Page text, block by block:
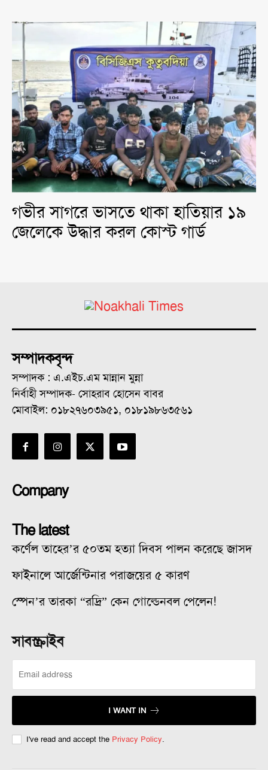
গভীর সাগরে ভাসতে থাকা হাতিয়ার ১৯
জেলেকে উদ্ধার করল কোস্ট গার্ড
সম্পাদকবৃন্দ
সম্পাদক : এ.এইচ.এম মান্নান মুন্না
নির্বাহী সম্পাদক- সোহরাব হোসেন বাবর
মোবাইল: ০১৮২৭৬০৩৯৫১, ০১৮১৯৮৬৩৫৬১
Company
The latest
কর্ণেল তাহের’র ৫০তম হত্যা দিবস পালন করেছে জাসদ
ফাইনালে আর্জেন্টিনার পরাজয়ের ৫ কারণ
স্পেন’র তারকা “রদ্রি” কেন গোল্ডেনবল পেলেন!
সাবস্ক্রাইব
I WANT IN
I've read and accept the Privacy Policy.